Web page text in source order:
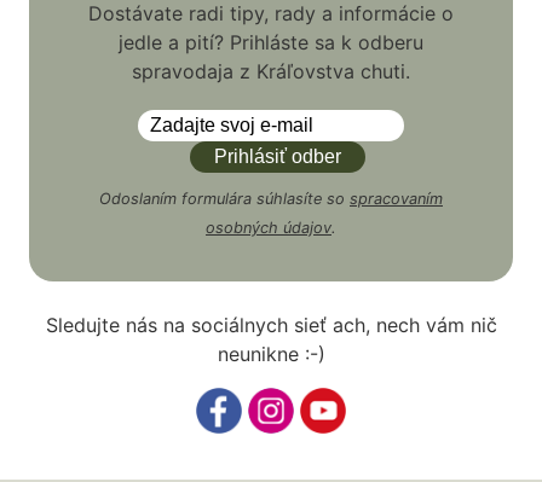
Dostávate radi tipy, rady a informácie o
jedle a pití? Prihláste sa k odberu
spravodaja z Kráľovstva chuti.
Odoslaním formulára súhlasíte so spracovaním
osobných údajov.
Sledujte nás na sociálnych sieť ach, nech vám nič
neunikne :-)